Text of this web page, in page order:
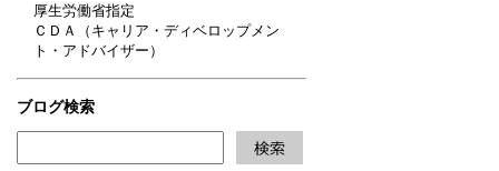
厚生労働省指定
ＣＤＡ（キャリア・ディベロップメン
ト・アドバイザー）
ブログ検索